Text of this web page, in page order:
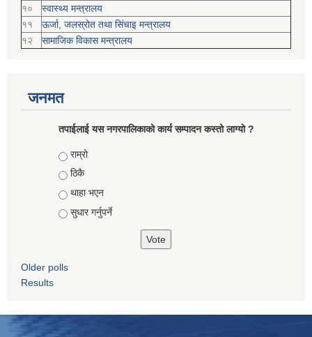
१०
स्वास्थ्य मन्त्रालय
११
ऊर्जा, जलस्रोत तथा सिंचाइ मन्त्रालय
१२
सामाजिक विकास मन्‍‍त्रालय
जनमत
तपाईलाई यस नगरपालिकाको कार्य सम्पादन कस्तो लाग्यो ?
Choices
राम्रो
ठिकै
थाहा भएन
सुधार गर्नुपर्ने
Older polls
Results